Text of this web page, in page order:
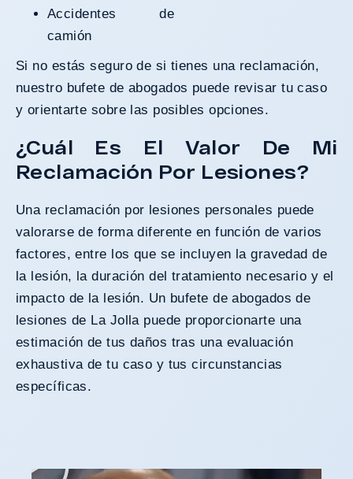
Accidentes de
camión
Si no estás seguro de si tienes una reclamación,
nuestro bufete de abogados puede revisar tu caso
y orientarte sobre las posibles opciones.
¿Cuál Es El Valor De Mi
Reclamación Por Lesiones?
Una reclamación por lesiones personales puede
valorarse de forma diferente en función de varios
factores, entre los que se incluyen la gravedad de
la lesión, la duración del tratamiento necesario y el
impacto de la lesión. Un bufete de abogados de
lesiones de La Jolla puede proporcionarte una
estimación de tus daños tras una evaluación
exhaustiva de tu caso y tus circunstancias
específicas.